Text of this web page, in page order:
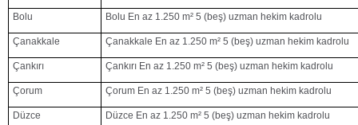
Bolu Bolu En az 1.250 m² 5 (beş) uzman hekim kadrolu
Çanakkale Çanakkale En az 1.250 m² 5 (beş) uzman hekim kadrolu
Çankırı Çankırı En az 1.250 m² 5 (beş) uzman hekim kadrolu
Çorum Çorum En az 1.250 m² 5 (beş) uzman hekim kadrolu
Düzce Düzce En az 1.250 m² 5 (beş) uzman hekim kadrolu